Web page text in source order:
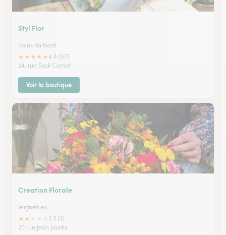
Styl Flor
Sains du Nord
★★★★★4.8 (57)
24, rue Sadi Carnot
Voir la boutique
Creation Florale
Wignehies
★★
2.3 (3)
20 rue Jean Jaurès